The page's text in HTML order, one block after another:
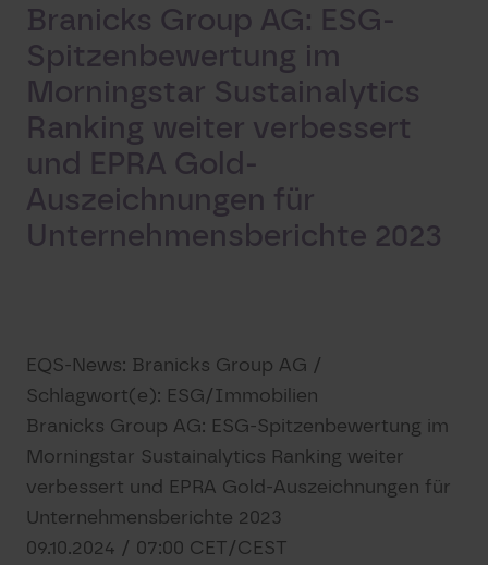
Branicks Group AG: ESG-
Spitzenbewertung im
Morningstar Sustainalytics
Ranking weiter verbessert
und EPRA Gold-
Auszeichnungen für
Unternehmensberichte 2023
EQS-News: Branicks Group AG /
Schlagwort(e): ESG/Immobilien
Branicks Group AG: ESG-Spitzenbewertung im
Morningstar Sustainalytics Ranking weiter
verbessert und EPRA Gold-Auszeichnungen für
Unternehmensberichte 2023
09.10.2024 / 07:00 CET/CEST